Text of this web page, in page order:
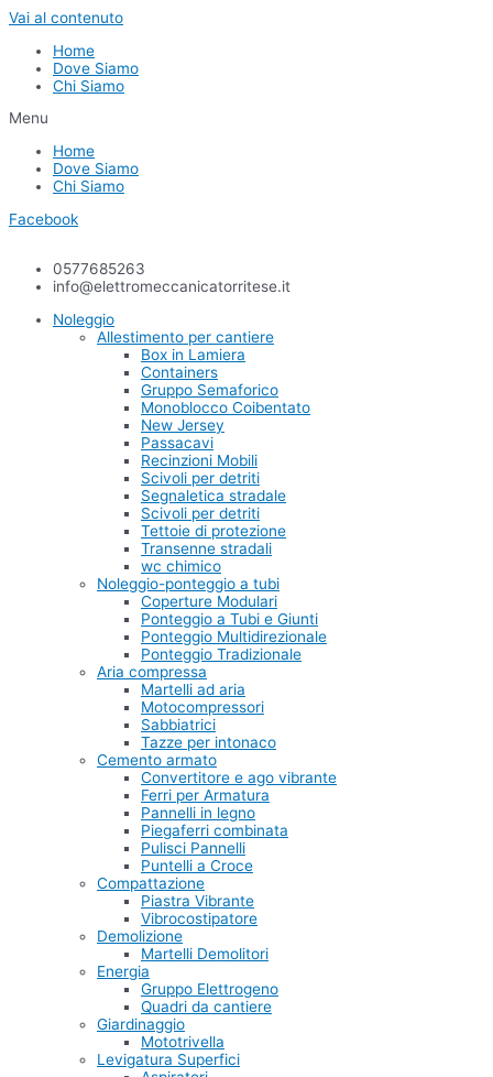
Vai al contenuto
Home
Dove Siamo
Chi Siamo
Menu
Home
Dove Siamo
Chi Siamo
Facebook
0577685263
info@elettromeccanicatorritese.it
Noleggio
Allestimento per cantiere
Box in Lamiera
Containers
Gruppo Semaforico
Monoblocco Coibentato
New Jersey
Passacavi
Recinzioni Mobili
Scivoli per detriti
Segnaletica stradale
Scivoli per detriti
Tettoie di protezione
Transenne stradali
wc chimico
Noleggio-ponteggio a tubi
Coperture Modulari
Ponteggio a Tubi e Giunti
Ponteggio Multidirezionale
Ponteggio Tradizionale
Aria compressa
Martelli ad aria
Motocompressori
Sabbiatrici
Tazze per intonaco
Cemento armato
Convertitore e ago vibrante
Ferri per Armatura
Pannelli in legno
Piegaferri combinata
Pulisci Pannelli
Puntelli a Croce
Compattazione
Piastra Vibrante
Vibrocostipatore
Demolizione
Martelli Demolitori
Energia
Gruppo Elettrogeno
Quadri da cantiere
Giardinaggio
Mototrivella
Levigatura Superfici